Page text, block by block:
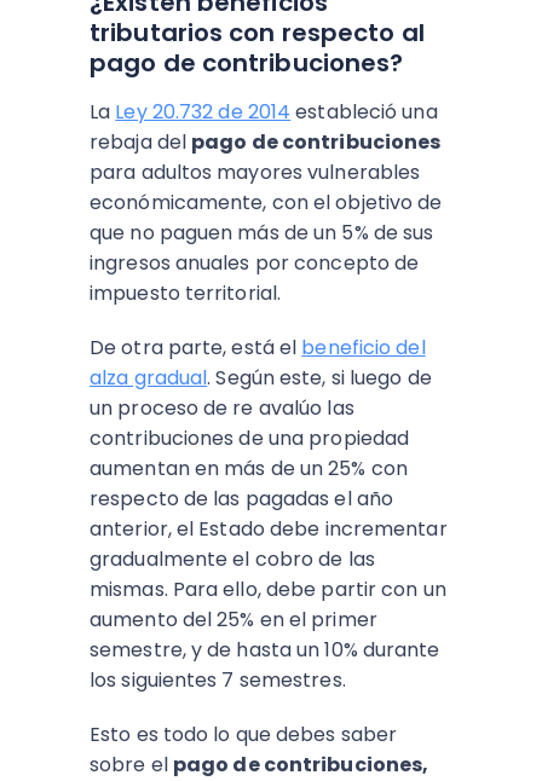
tributarios con respecto al
pago de contribuciones?
La Ley 20.732 de 2014 estableció una
rebaja del pago de contribuciones
para adultos mayores vulnerables
económicamente, con el objetivo de
que no paguen más de un 5% de sus
ingresos anuales por concepto de
impuesto territorial.
De otra parte, está el beneficio del
alza gradual. Según este, si luego de
un proceso de re avalúo las
contribuciones de una propiedad
aumentan en más de un 25% con
respecto de las pagadas el año
anterior, el Estado debe incrementar
gradualmente el cobro de las
mismas. Para ello, debe partir con un
aumento del 25% en el primer
semestre, y de hasta un 10% durante
los siguientes 7 semestres.
Esto es todo lo que debes saber
sobre el pago de contribuciones,